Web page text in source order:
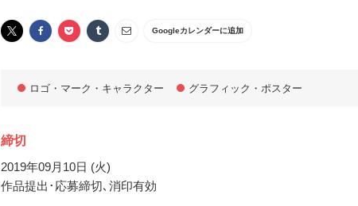
Googleカレンダーに追加
ロゴ・マーク・キャラクター グラフィック・ポスター
締切
2019年09月10日 (火)
作品提出･応募締切､消印有効